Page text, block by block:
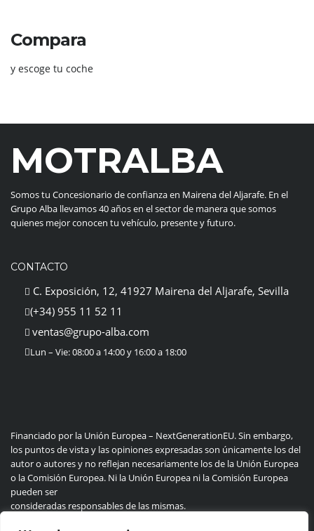
Compara
y escoge tu coche
MOTRALBA
Somos tu Concesionario de confianza en Mairena del Aljarafe. En el
Grupo Alba llevamos 40 años en el sector de manera que somos
quienes mejor conocen tu vehículo, presente y futuro.
CONTACTO
C. Exposición, 12, 41927 Mairena del Aljarafe, Sevilla
(+34) 955 11 52 11
ventas@grupo-alba.com
Lun – Vie: 08:00 a 14:00 y 16:00 a 18:00
Financiado por la Unión Europea – NextGenerationEU. Sin embargo,
los puntos de vista y las opiniones expresadas son únicamente los del
autor o autores y no reflejan necesariamente los de la Unión Europea
o la Comisión Europea. Ni la Unión Europea ni la Comisión Europea
pueden ser
consideradas responsables de las mismas.